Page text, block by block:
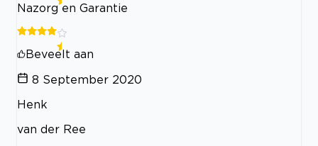
Nazorg en Garantie
Beveelt aan
8 September 2020
Henk
van der Ree